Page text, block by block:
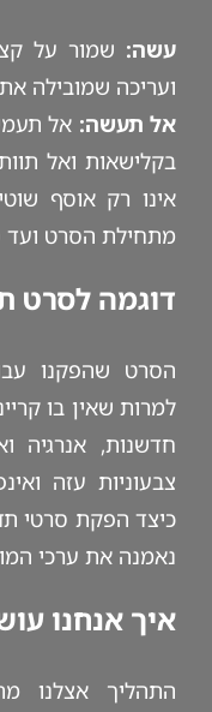
עשה: שמור על
ועריכה שמובילה
אל תעשה: אל
בקלישאות ואל
אינו רק אוסף
מתחילת הסרט ועד
דוגמה לסרט
למרות שאין בו
חדשנות, אנרגיה
צבעוניות עזה
כיצד הפקת סרטי
נאמנה את ערכי
איך אנחנו
התהליך אצלנו